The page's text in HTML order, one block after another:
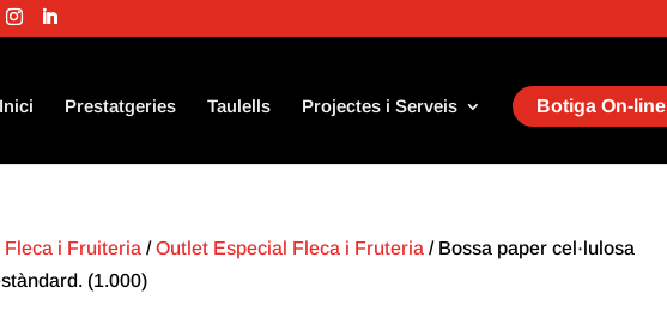
Inici Prestatgeries Taulells Projectes i Serveis Botiga On-line
Fleca i Fruiteria /Outlet Especial Fleca i Fruteria / Bossa paper cel·lulosa
(1.000)